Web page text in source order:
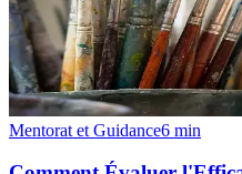
Mentorat et Guidance6 min